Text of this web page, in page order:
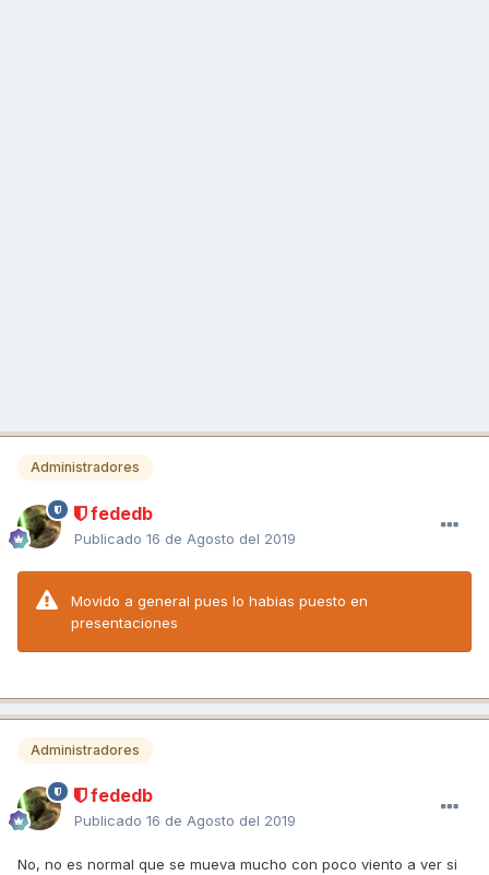
Administradores
fededb
Publicado 16 de Agosto del 2019
Movido a general pues lo habias puesto en
presentaciones
Administradores
fededb
Publicado 16 de Agosto del 2019
No, no es normal que se mueva mucho con poco viento a ver si